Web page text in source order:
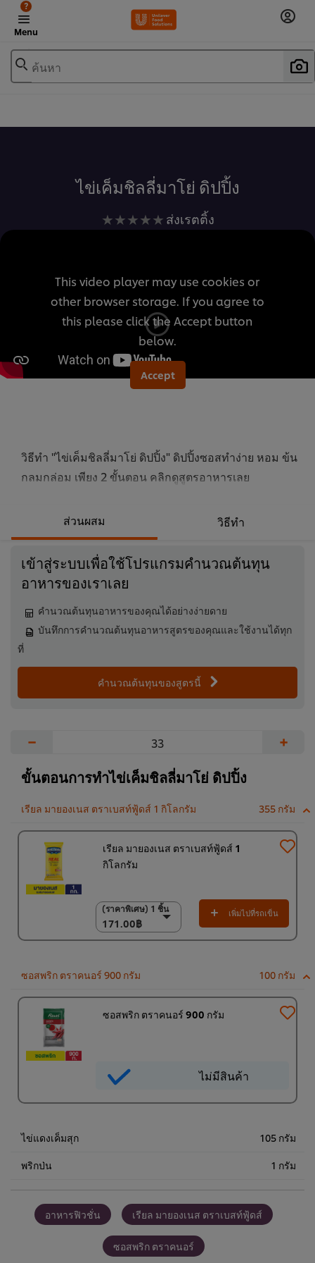
Menu
?
ค้นหา
ไข่เค็มชิลลี่มาโย่ ดิปปิ้ง
ไม่มี
การ
สำหรับ
recipe
นี้
ส่งเรตติ้ง
This video player may use cookies or
other browser storage. If you agree to
this please click the Accept button
below.
Accept
วิธีทำ "ไข่เค็มชิลลี่มาโย่ ดิปปิ้ง" ดิปปิ้งซอสทำง่าย หอม ข้น
กลมกล่อม เพียง 2 ขั้นตอน คลิกดูสูตรอาหารเลย
ส่วนผสม วิธีทำ
เข้าสู่ระบบเพื่อใช้โปรแกรมคำนวณต้นทุน
อาหารของเราเลย
คำนวณต้นทุนอาหารของคุณได้อย่างง่ายดาย
บันทึกการคำนวณต้นทุนอาหารสูตรของคุณและใช้งานได้ทุก
ที่
คำนวณต้นทุนของสูตรนี้
− +
ขั้นตอนการทำไข่เค็มชิลลี่มาโย่ ดิปปิ้ง
เรียล มายองเนส ตราเบสท์ฟู้ดส์ 1 กิโลกรัม 355 กรัม
เรียล มายองเนส ตราเบสท์ฟู้ดส์ 1
กิโลกรัม
(ราคาพิเศษ) 1 ชิ้น
171.00฿
(ราคาพิเศษ) 1 ชิ้น
171.00฿
(ราคาพิเศษ) แพ็ค 9
1,530.00฿
เพิ่มไปที่รถเข็น
ซอสพริก ตราคนอร์ 900 กรัม 100 กรัม
ซอสพริก ตราคนอร์ 900 กรัม
ไม่มีสินค้า
ไข่แดงเค็มสุก 105 กรัม
พริกป่น 1 กรัม
อาหารฟิวชั่น เรียล มายองเนส ตราเบสท์ฟู้ดส์
ซอสพริก ตราคนอร์